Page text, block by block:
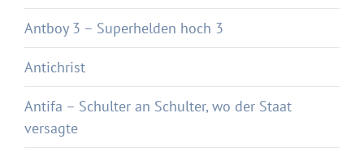
Antboy 3 – Superhelden hoch 3
Antichrist
Antifa – Schulter an Schulter, wo der Staat
versagte